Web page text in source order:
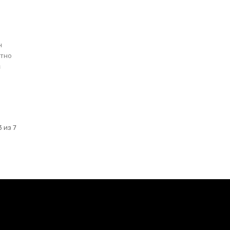
из 7